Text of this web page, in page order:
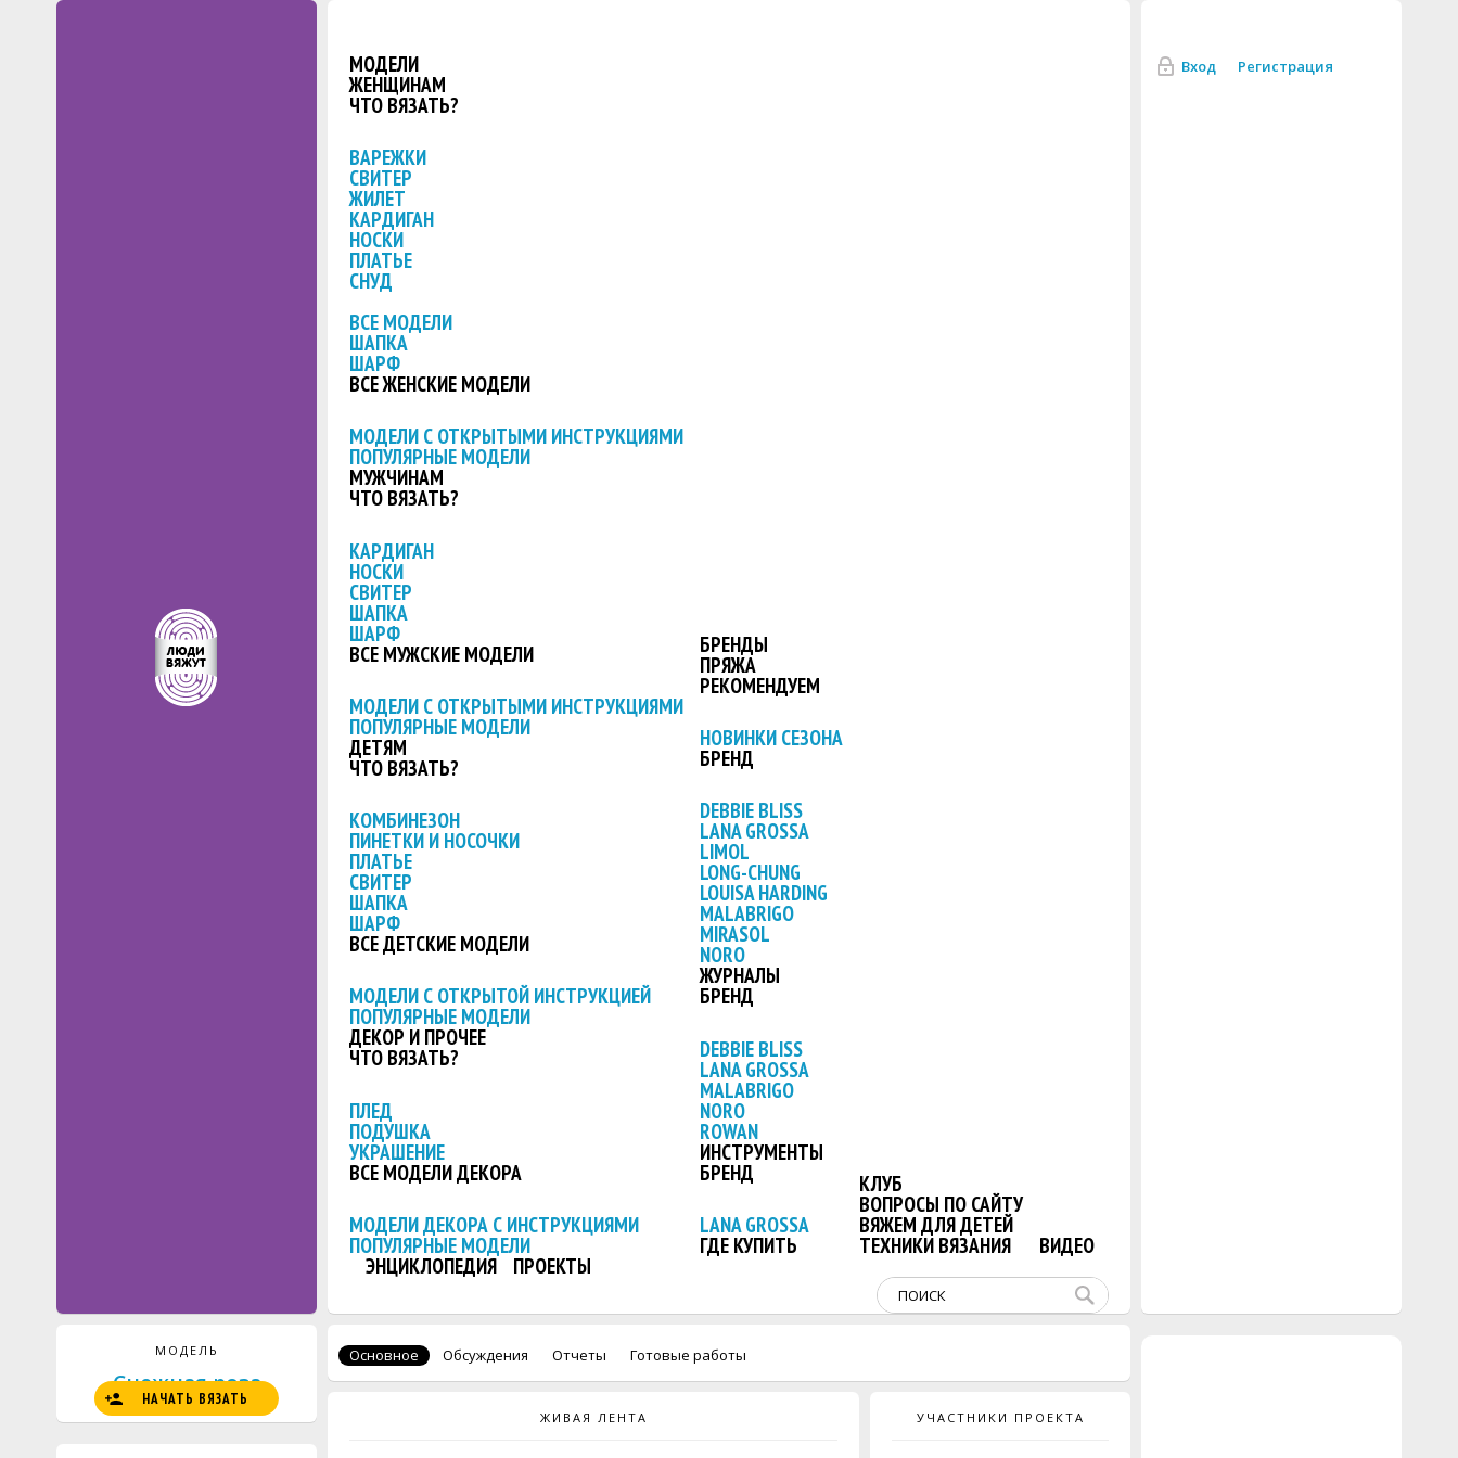
МОДЕЛИ
ЖЕНЩИНАМ
ЧТО ВЯЗАТЬ?
ВАРЕЖКИ
СВИТЕР
ЖИЛЕТ
КАРДИГАН
НОСКИ
ПЛАТЬЕ
СНУД
ВСЕ МОДЕЛИ
ШАПКА
ШАРФ
ВСЕ ЖЕНСКИЕ МОДЕЛИ
МОДЕЛИ С ОТКРЫТЫМИ ИНСТРУКЦИЯМИ
ПОПУЛЯРНЫЕ МОДЕЛИ
МУЖЧИНАМ
ЧТО ВЯЗАТЬ?
КАРДИГАН
НОСКИ
СВИТЕР
ШАПКА
ШАРФ
ВСЕ МУЖСКИЕ МОДЕЛИ
МОДЕЛИ С ОТКРЫТЫМИ ИНСТРУКЦИЯМИ
ПОПУЛЯРНЫЕ МОДЕЛИ
ДЕТЯМ
ЧТО ВЯЗАТЬ?
КОМБИНЕЗОН
ПИНЕТКИ И НОСОЧКИ
ПЛАТЬЕ
СВИТЕР
ШАПКА
ШАРФ
ВСЕ ДЕТСКИЕ МОДЕЛИ
МОДЕЛИ С ОТКРЫТОЙ ИНСТРУКЦИЕЙ
ПОПУЛЯРНЫЕ МОДЕЛИ
ДЕКОР И ПРОЧЕЕ
ЧТО ВЯЗАТЬ?
ПЛЕД
ПОДУШКА
УКРАШЕНИЕ
ВСЕ МОДЕЛИ ДЕКОРА
МОДЕЛИ ДЕКОРА С ИНСТРУКЦИЯМИ
ПОПУЛЯРНЫЕ МОДЕЛИ
БРЕНДЫ
ПРЯЖА
РЕКОМЕНДУЕМ
НОВИНКИ СЕЗОНА
БРЕНД
DEBBIE BLISS
LANA GROSSA
LIMOL
LONG-CHUNG
LOUISA HARDING
MALABRIGO
MIRASOL
NORO
ЖУРНАЛЫ
БРЕНД
DEBBIE BLISS
LANA GROSSA
MALABRIGO
NORO
ROWAN
ИНСТРУМЕНТЫ
БРЕНД
LANA GROSSA
ГДЕ КУПИТЬ
КЛУБ
ВОПРОСЫ ПО САЙТУ
ВЯЖЕМ ДЛЯ ДЕТЕЙ
ТЕХНИКИ ВЯЗАНИЯ ВИДЕО
ЭНЦИКЛОПЕДИЯ ПРОЕКТЫ
Вход Регистрация
МОДЕЛЬ
Снежная роза
НАЧАТЬ ВЯЗАТЬ
Основное Обсуждения Отчеты Готовые работы
ЖИВАЯ ЛЕНТА УЧАСТНИКИ ПРОЕКТА